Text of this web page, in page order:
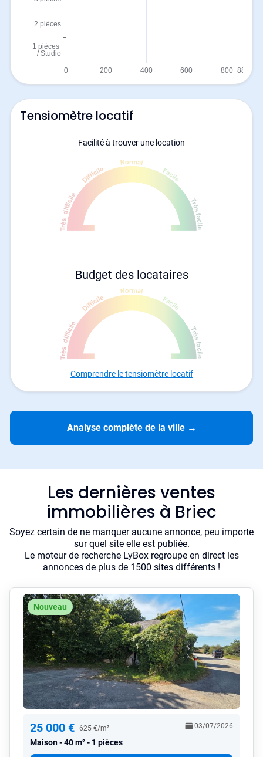
Tensiomètre locatif
Facilité à trouver une location
Budget des locataires
Comprendre le tensiomètre locatif
Analyse complète de la ville →
Les dernières ventes
immobilières à Briec
Soyez certain de ne manquer aucune annonce, peu importe
sur quel site elle est publiée.
Le moteur de recherche LyBox regroupe en direct les
annonces de plus de 1500 sites différents !
Nouveau
25 000 € 625 €/m²
Maison 40 m² - 1 pièces
03/07/2026